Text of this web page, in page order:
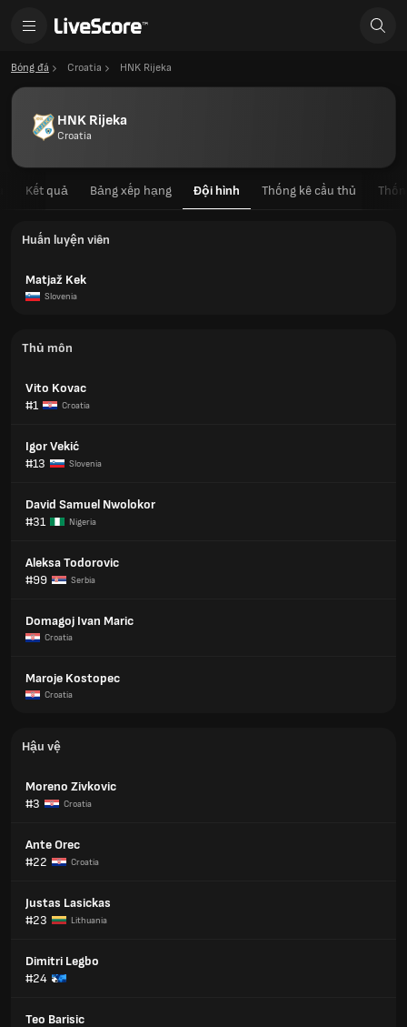
Bóng đá Croatia HNK Rijeka
HNK Rijeka
Croatia
Kết quả Bảng xếp hạng Đội hình Thống kê cầu thủ
Huấn luyện viên
Matjaž Kek
Slovenia
Thủ môn
Vito Kovac
#1
Croatia
Igor Vekić
#13
Slovenia
David Samuel Nwolokor
#31
Nigeria
Aleksa Todorovic
#99
Serbia
Domagoj Ivan Maric
Croatia
Maroje Kostopec
Croatia
Hậu vệ
Moreno Zivkovic
#3
Croatia
Ante Orec
#22
Croatia
Justas Lasickas
#23
Lithuania
Dimitri Legbo
#24
Teo Barisic